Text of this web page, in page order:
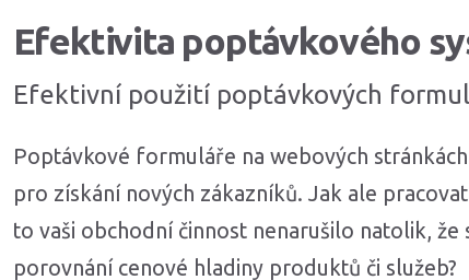
Efektivita poptávkového
Efektivní použití poptávkových
Poptávkové formuláře na webových
pro získání nových zákazníků. Jak ale
to vaši obchodní činnost nenarušilo natolik,
porovnání cenové hladiny produktů či služeb?